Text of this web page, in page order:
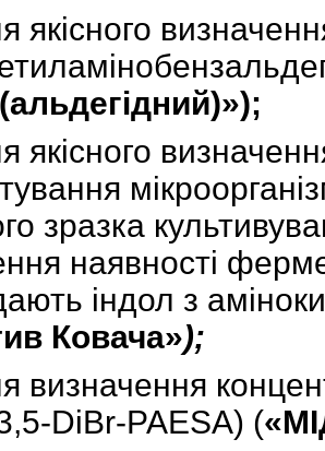
;
визначення
зразка
наявності
індол з
Ковача»);
DiBr-PAESA) (